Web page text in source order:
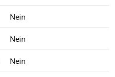
Nein
Nein
Nein